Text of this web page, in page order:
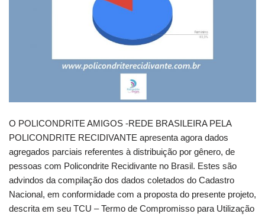
O POLICONDRITE AMIGOS -REDE BRASILEIRA PELA
POLICONDRITE RECIDIVANTE apresenta agora dados
agregados parciais referentes à distribuição por gênero, de
pessoas com Policondrite Recidivante no Brasil. Estes são
advindos da compilação dos dados coletados do Cadastro
Nacional, em conformidade com a proposta do presente projeto,
descrita em seu TCU – Termo de Compromisso para Utilização